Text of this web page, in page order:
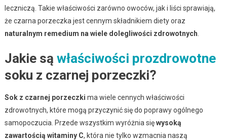
leczniczą. Takie właściwości zarówno owoców, jak i liści sprawiają,
że czarna porzeczka jest cennym składnikiem diety oraz
naturalnym remedium na wiele dolegliwości zdrowotnych
Jakie są właściwości prozdrowotne
soku z czarnej porzeczki?
Sok z czarnej porzeczki ma wiele cennych właściwości
zdrowotnych, które mogą przyczynić się do poprawy ogólnego
samopoczucia. Przede wszystkim wyróżnia sięwysoką
zawartością witaminy C, która nie tylko wzmacnia naszą